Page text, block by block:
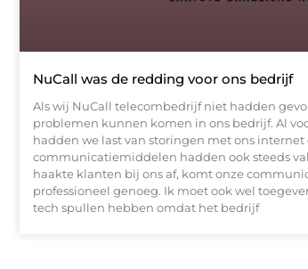
NuCall was de redding voor ons bedrijf
Als wij NuCall telecombedrijf niet hadden
problemen kunnen komen in ons bedrijf. Al
hadden we last van storingen met ons internet
communicatiemiddelen hadden ook steeds
haakte klanten bij ons af, komt onze
professioneel genoeg. Ik moet ook wel
tech spullen hebben omdat het bedrijf